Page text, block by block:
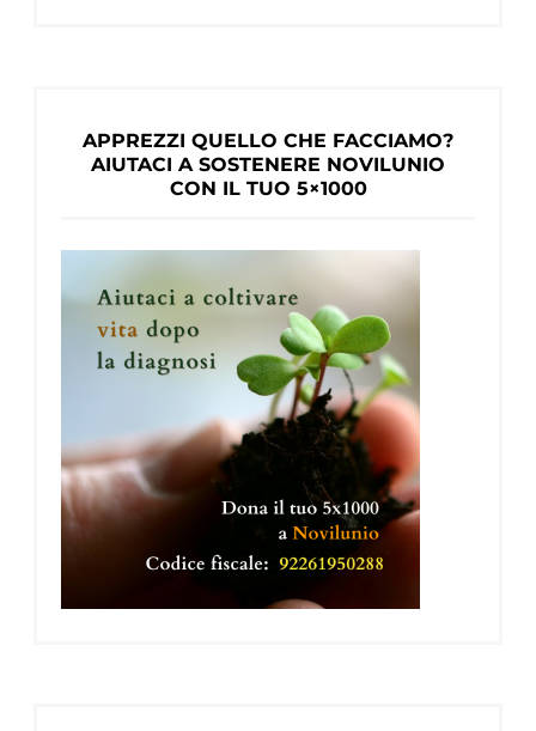
APPREZZI QUELLO CHE FACCIAMO?
AIUTACI A SOSTENERE NOVILUNIO
CON IL TUO 5×1000